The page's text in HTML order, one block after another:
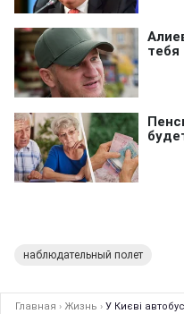
наблюдательный полет
Главная › Жизнь › У Києві